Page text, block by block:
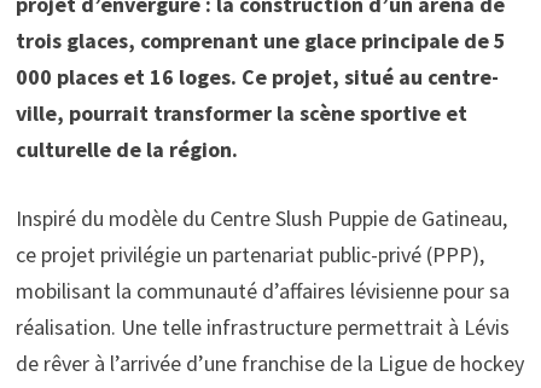
trois glaces, comprenant une glace principale de 5
000 places et 16 loges. Ce projet, situé au centre-
ville, pourrait transformer la scène sportive et
culturelle de la région.
Inspiré du modèle du Centre Slush Puppie de Gatineau,
ce projet privilégie un partenariat public-privé (PPP),
mobilisant la communauté d’affaires lévisienne pour sa
réalisation. Une telle infrastructure permettrait à Lévis
de rêver à l’arrivée d’une franchise de la Ligue de hockey